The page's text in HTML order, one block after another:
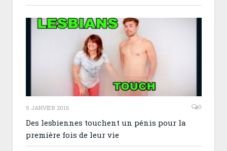
5 JANVIER 2016 0
Des lesbiennes touchent un pénis pour la
première fois de leur vie